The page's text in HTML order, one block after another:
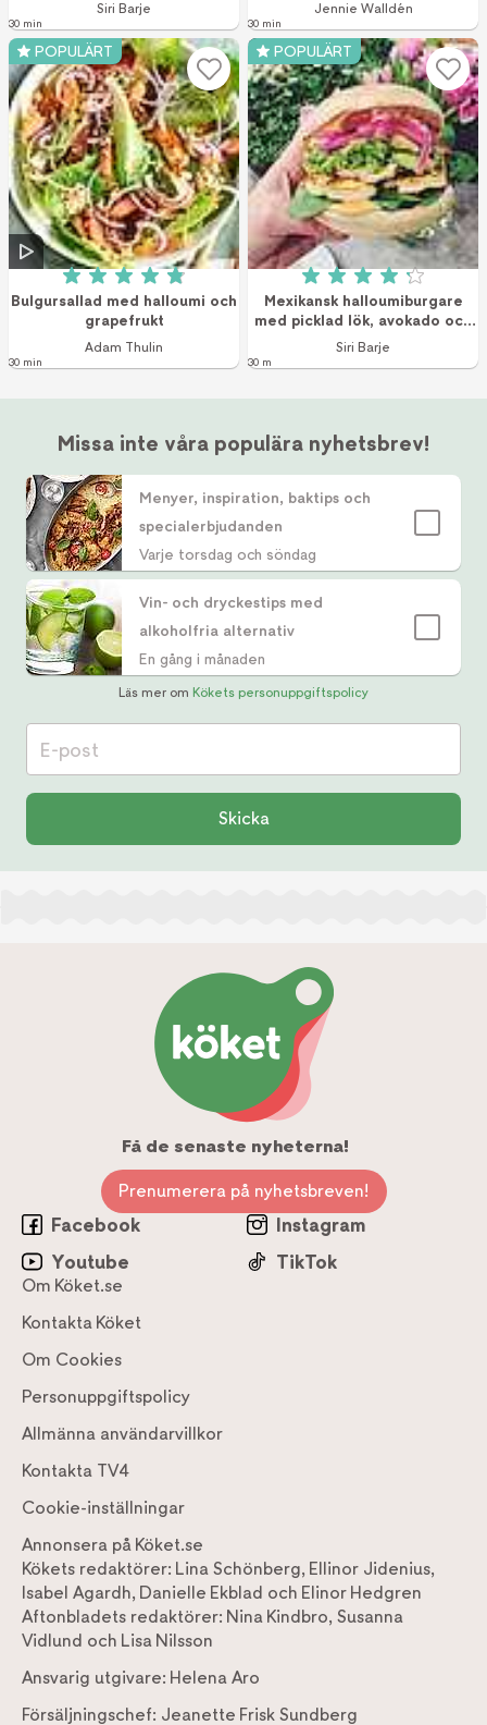
Siri Barje
30 min
Jennie Walldén
30 min
POPULÄRT
Betyg: 4.9 av 5 (18 röster)
Bulgursallad med halloumi och
grapefrukt
Adam Thulin
30 min
POPULÄRT
Betyg: 4.2 av 5
Mexikansk halloumiburgare
med picklad lök, avokado och
koriander
Siri Barje
30 m
Missa inte våra populära nyhetsbrev!
Menyer, inspiration, baktips och
specialerbjudanden
Varje torsdag och söndag
Vin- och dryckestips med
alkoholfria alternativ
En gång i månaden
Läs mer om Kökets personuppgiftspolicy
E-post
Skicka
Få de senaste nyheterna!
Prenumerera på nyhetsbreven!
Facebook
Instagram
Youtube
TikTok
Om Köket.se
Kontakta Köket
Om Cookies
Personuppgiftspolicy
Allmänna användarvillkor
Kontakta TV4
Cookie-inställningar
Annonsera på Köket.se
Kökets redaktörer: Lina Schönberg, Ellinor Jidenius,
Isabel Agardh, Danielle Ekblad och Elinor Hedgren
Aftonbladets redaktörer: Nina Kindbro, Susanna
Vidlund och Lisa Nilsson
Ansvarig utgivare: Helena Aro
Försäljningschef: Jeanette Frisk Sundberg